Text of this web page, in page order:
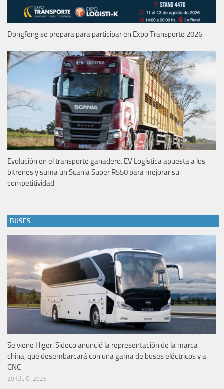
Dongfeng se prepara para participar en Expo Transporte 2026
Evolución en el transporte ganadero: EV Logística apuesta a los
bitrenes y suma un Scania Super R550 para mejorar su
competitividad
BUSES
Se viene Higer: Sideco anunció la representación de la marca
china, que desembarcará con una gama de buses eléctricos y a
GNC
29 JULIO, 2026